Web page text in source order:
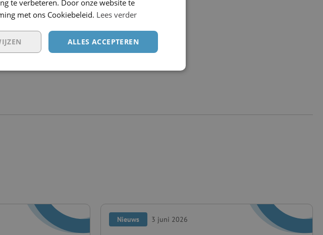
Nieuws 3 juni 2026
te verbeteren. Door onze website te
met ons Cookiebeleid. Lees verder
ALLES ACCEPTEREN